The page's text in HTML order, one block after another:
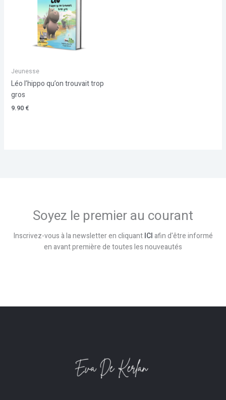
Jeunesse
Léo l’hippo qu’on trouvait trop
gros
9.90 €
Soyez le premier au courant
Inscrivez-vous à la newsletter en cliquantICIafin d'être informé
en avant première de toutes les nouveautés